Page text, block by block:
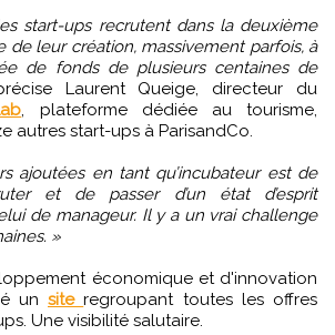
start-ups recrutent dans la deuxième
de leur création, massivement parfois, à
de fonds de plusieurs centaines de
Laurent Queige, directeur du
, plateforme dédiée au tourisme,
autres start-ups à ParisandCo.
ajoutées en tant qu’incubateur est de
et de passer d’un état d’esprit
de manageur. Il y a un vrai challenge
»
économique et d'innovation
un siteregroupant toutes les offres
Une visibilité salutaire.